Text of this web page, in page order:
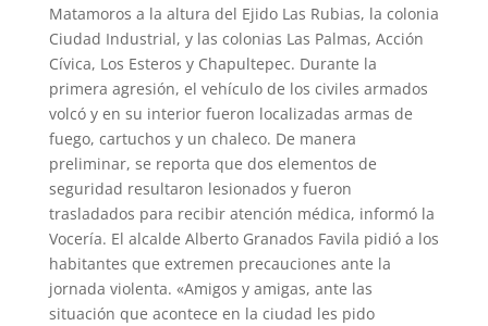
Matamoros a la altura del Ejido Las Rubias, la colonia
Ciudad Industrial, y las colonias Las Palmas, Acción
Cívica, Los Esteros y Chapultepec. Durante la
primera agresión, el vehículo de los civiles armados
volcó y en su interior fueron localizadas armas de
fuego, cartuchos y un chaleco. De manera
preliminar, se reporta que dos elementos de
seguridad resultaron lesionados y fueron
trasladados para recibir atención médica, informó la
Vocería. El alcalde Alberto Granados Favila pidió a los
habitantes que extremen precauciones ante la
jornada violenta. «Amigos y amigas, ante las
situación que acontece en la ciudad les pido